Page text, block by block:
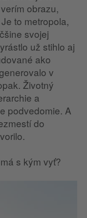
obrazu,
to metropola,
svojej
už stihlo aj
ako
v
Životný
a
podvedomie. A
do
s kým vyť?